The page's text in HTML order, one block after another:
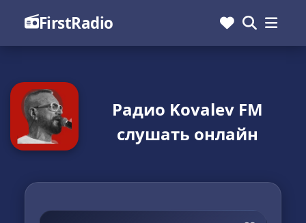
FirstRadio
Радио Kovalev FM
слушать онлайн